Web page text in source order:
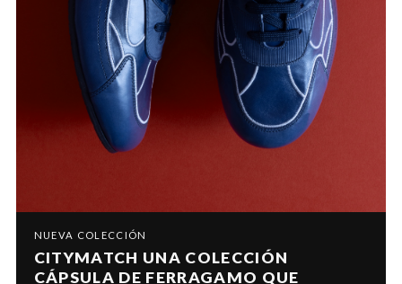
NUEVA COLECCIÓN
CITYMATCH UNA COLECCIÓN
CÁPSULA DE FERRAGAMO QUE